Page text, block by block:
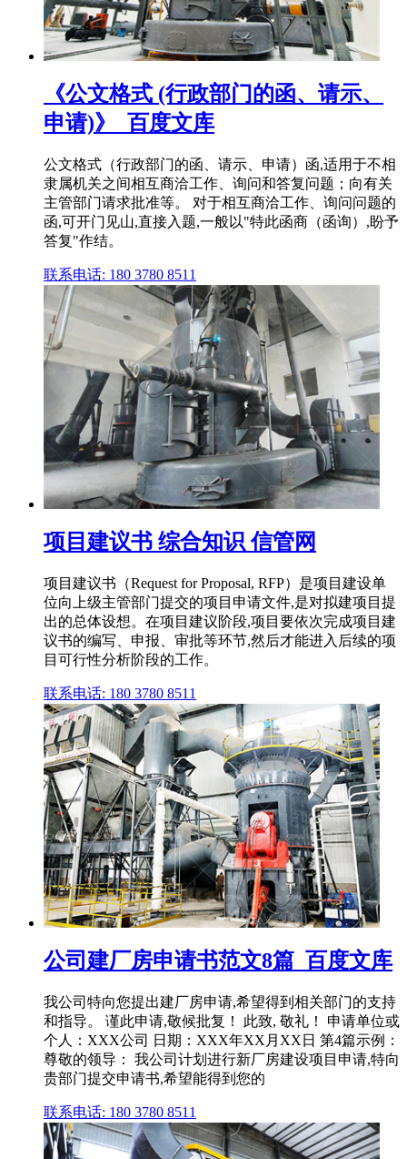
《公文格式 (行政部门的函、请示、
申请)》_百度文库
公文格式（行政部门的函、请示、申请）函,适用于不相
隶属机关之间相互商洽工作、询问和答复问题；向有关
主管部门请求批准等。 对于相互商洽工作、询问问题的
函,可开门见山,直接入题,一般以"特此函商（函询）,盼予
答复"作结。
联系电话: 180 3780 8511
项目建议书 综合知识 信管网
项目建议书（Request for Proposal, RFP）是项目建设单
位向上级主管部门提交的项目申请文件,是对拟建项目提
出的总体设想。在项目建议阶段,项目要依次完成项目建
议书的编写、申报、审批等环节,然后才能进入后续的项
目可行性分析阶段的工作。
联系电话: 180 3780 8511
公司建厂房申请书范文8篇_百度文库
我公司特向您提出建厂房申请,希望得到相关部门的支持
和指导。 谨此申请,敬候批复！ 此致, 敬礼！ 申请单位或
个人：XXX公司 日期：XXX年XX月XX日 第4篇示例：
尊敬的领导： 我公司计划进行新厂房建设项目申请,特向
贵部门提交申请书,希望能得到您的
联系电话: 180 3780 8511